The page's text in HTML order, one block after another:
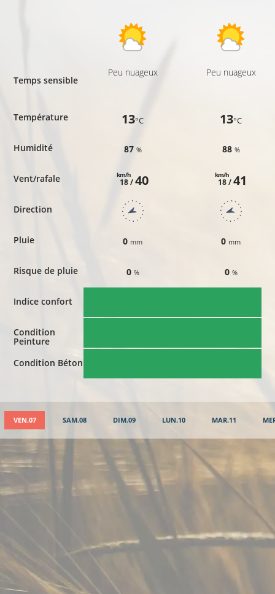
Temps sensible
Température
Humidité
Vent/rafale
Direction
Pluie
Risque de pluie
Indice confort
Condition
Peinture
Condition Béton
Peu nuageux
13°C
87 %
18 /
km/h 40
0 mm
0 %
Peu nuageux
13°C
88 %
18 /
km/h 41
0 mm
0 %
VEN.07 SAM.08 DIM.09 LUN.10 MAR.11